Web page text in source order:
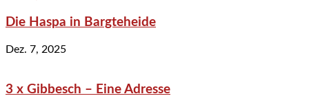
Die Haspa in Bargteheide
Dez. 7, 2025
3 x Gibbesch – Eine Adresse